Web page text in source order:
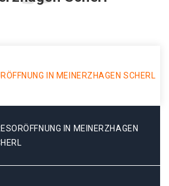
IN MEINERZHAGEN SCHERL
IN MEINERZHAGEN